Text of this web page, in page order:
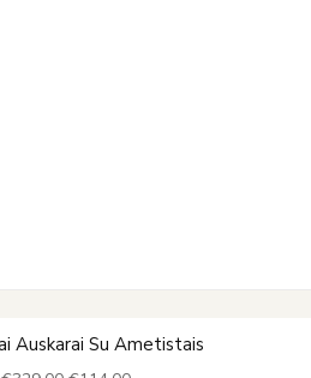
Auskarai Su Ametistais
price
price